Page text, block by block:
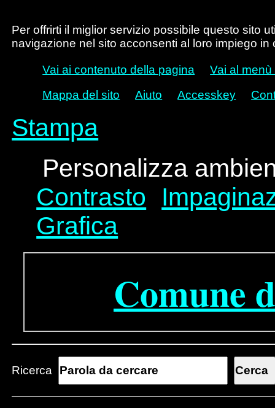
Per offrirti il miglior servizio possibile questo sito
navigazione nel sito acconsenti al loro impiego
Vai ai contenuto della pagina
Vai al
Mappa del sito
Aiuto Accesskey
Stampa
Personalizza
Contrasto
Grafica
Comune
Ricerca